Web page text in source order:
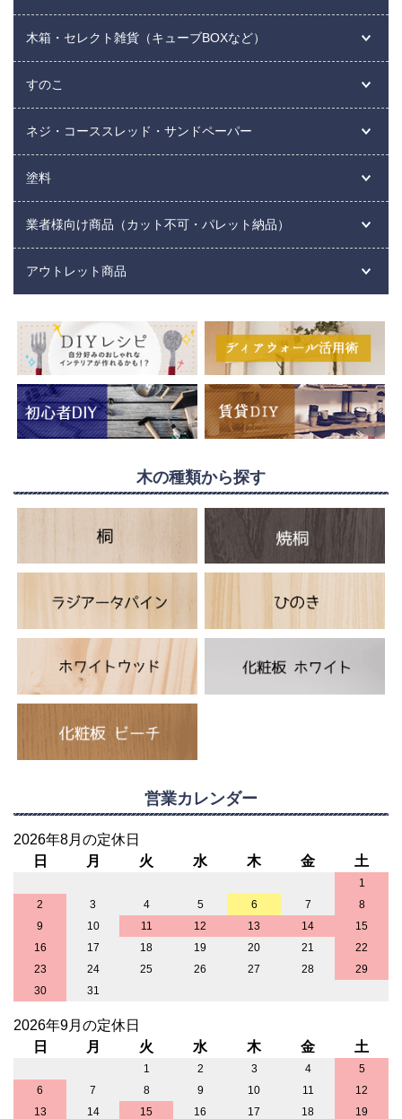
木箱・セレクト雑貨（キューブBOXなど）
すのこ
ネジ・コーススレッド・サンドペーパー
塗料
業者様向け商品（カット不可・パレット納品）
アウトレット商品
木の種類から探す
営業カレンダー
2026年8月の定休日
日
月 火 水 木 金 土
1
2
3 4 5 6 7
8
9
10 11 12 13 14
15
16
17 18 19 20 21
22
23
24 25 26 27 28
29
30
31
2026年9月の定休日
日
月 火 水 木 金 土
1 2 3 4
5
6
7 8 9 10 11
12
13
14 15 16 17 18
19